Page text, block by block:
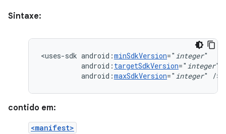
Sintaxe:
<uses-sdk android:minSdkVersion=" integer
android: targetSdkVersion=" integer
android:maxSdkVersion=" integer" />
contido em:
<manifest>